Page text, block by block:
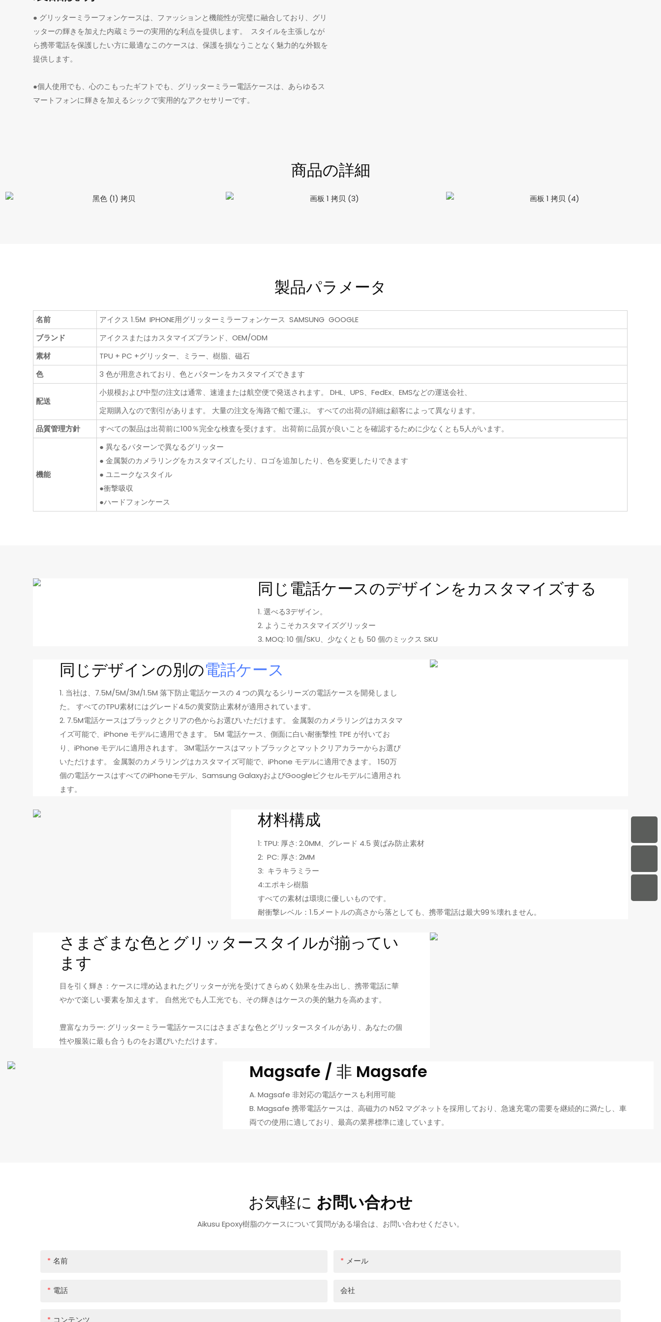
● グリッターミラーフォンケースは、ファッションと機能性が完璧に融合しており、グリ
ッターの輝きを加えた内蔵ミラーの実用的な利点を提供します。 スタイルを主張しなが
ら携帯電話を保護したい方に最適なこのケースは、保護を損なうことなく魅力的な外観を
提供します。
●個人使用でも、心のこもったギフトでも、グリッターミラー電話ケースは、あらゆるス
マートフォンに輝きを加えるシックで実用的なアクセサリーです。
商品の詳細
製品パラメータ
名前
アイクス 1.5M IPHONE用グリッターミラーフォンケース SAMSUNG GOOGLE
ブランド
アイクスまたはカスタマイズブランド、OEM/ODM
素材
TPU + PC +グリッター、ミラー、樹脂、磁石
色
3 色が用意されており、色とパターンをカスタマイズできます
配送
小規模および中型の注文は通常、速達または航空便で発送されます。 DHL、UPS、FedEx、EMSなどの運送会社、
定期購入なので割引があります。 大量の注文を海路で船で運ぶ。 すべての出荷の詳細は顧客によって異なります。
品質管理方針
すべての製品は出荷前に100％完全な検査を受けます。 出荷前に品質が良いことを確認するために少なくとも5人がいます。
機能
● 異なるパターンで異なるグリッター
● 金属製のカメラリングをカスタマイズしたり、ロゴを追加したり、色を変更したりできます
● ユニークなスタイル
●衝撃吸収
●ハードフォンケース
同じ電話ケースのデザインをカスタマイズする
1. 選べる3デザイン。
2. ようこそカスタマイズグリッター
3. MOQ: 10 個/SKU、少なくとも 50 個のミックス SKU
同じデザインの別の電話ケース
1. 当社は、7.5M/5M/3M/1.5M 落下防止電話ケースの 4 つの異なるシリーズの電話ケースを開発しまし
た。 すべてのTPU素材にはグレード4.5の黄変防止素材が適用されています。
2. 7.5M電話ケースはブラックとクリアの色からお選びいただけます。 金属製のカメラリングはカスタマ
イズ可能で、iPhone モデルに適用できます。 5M 電話ケース、側面に白い耐衝撃性 TPE が付いてお
り、iPhone モデルに適用されます。 3M電話ケースはマットブラックとマットクリアカラーからお選び
いただけます。 金属製のカメラリングはカスタマイズ可能で、iPhone モデルに適用できます。 150万
個の電話ケースはすべてのiPhoneモデル、Samsung GalaxyおよびGoogleピクセルモデルに適用され
ます。
材料構成
1: TPU: 厚さ: 2.0MM、グレード 4.5 黄ばみ防止素材
2: PC: 厚さ: 2MM
3: キラキラミラー
4:エポキシ樹脂
すべての素材は環境に優しいものです。
耐衝撃レベル：1.5メートルの高さから落としても、携帯電話は最大99％壊れません。
さまざまな色とグリッタースタイルが揃ってい
ます
目を引く輝き：ケースに埋め込まれたグリッターが光を受けてきらめく効果を生み出し、携帯電話に華
やかで楽しい要素を加えます。 自然光でも人工光でも、その輝きはケースの美的魅力を高めます。
豊富なカラー: グリッターミラー電話ケースにはさまざまな色とグリッタースタイルがあり、あなたの個
性や服装に最も合うものをお選びいただけます。
Magsafe / 非 Magsafe
A. Magsafe 非対応の電話ケースも利用可能
B. Magsafe 携帯電話ケースは、高磁力の N52 マグネットを採用しており、急速充電の需要を継続的に満たし、車
両での使用に適しており、最高の業界標準に達しています。
お気軽に お問い合わせ
Aikusu Epoxy樹脂のケースについて質問がある場合は、お問い合わせください。
名前 メール
電話 会社